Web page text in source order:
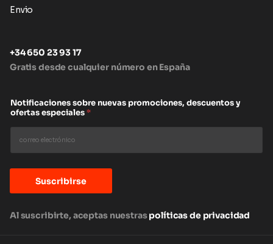
Envio
+34 650 23 93 17
Gratis desde cualquier número en España
Notificaciones sobre nuevas promociones, descuentos y
ofertas especiales*
Suscribirse
Al suscribirte, aceptas nuestraspolíticas de privacidad